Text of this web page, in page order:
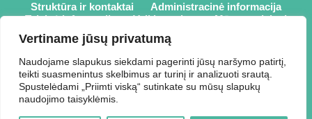
Vertiname jūsų privatumą
Naudojame slapukus siekdami pagerinti jūsų naršymo patirtį,
teikti suasmenintus skelbimus ar turinį ir analizuoti srautą.
Spustelėdami „Priimti viską“ sutinkate su mūsų slapukų
naudojimo taisyklėmis.
Struktūra ir kontaktai
Administracinė informacija
Teisinė informacija
Veiklos sritys
Mūsų projektai
Karjera
Partneriai
Prisijungti
2026 © Elektrėnų savivaldybės viešoji biblioteka,
Savivaldybės biudžetinė įstaiga, Draugystės g. 2, LT-26110
Elektrėnai, tel.: +370 648 80 788, el.p.: